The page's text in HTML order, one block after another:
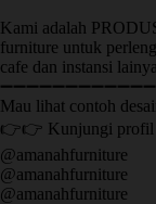
Kami adalah
furniture untuk
cafe dan instansi
Mau lihat contoh
👉👉 Kunjungi profil
@amanahfurniture
@amanahfurniture
@amanahfurniture